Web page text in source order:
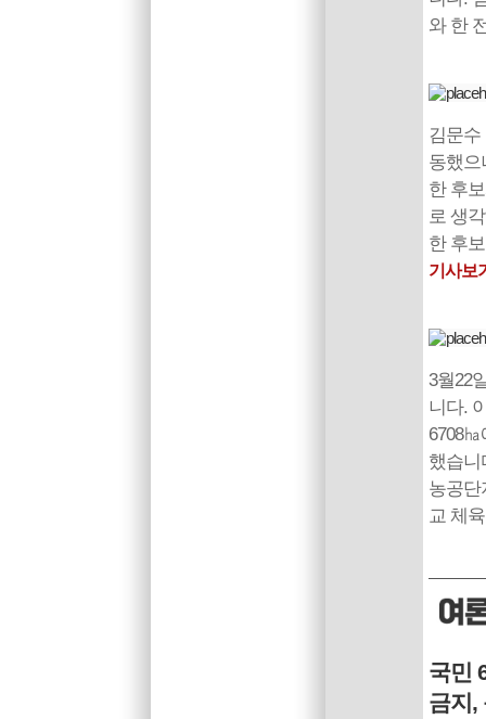
와 한
김문
동했으
한 후
로 생
한 후
기사보
3월22
니다.
6708
했습니
농공단
교 체
국민
금지,